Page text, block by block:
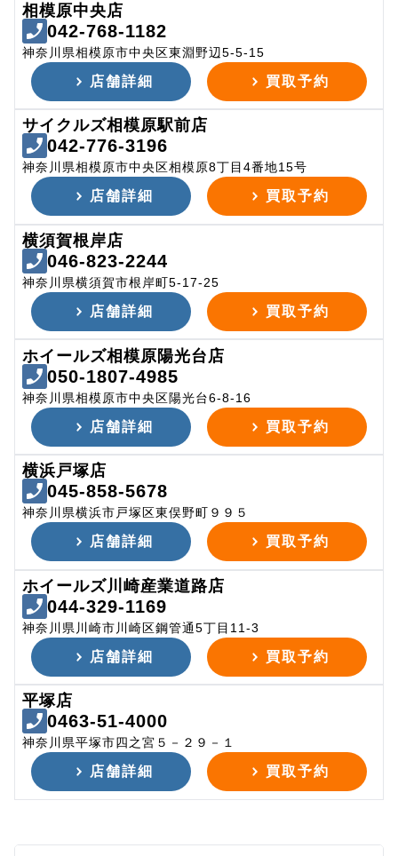
相模原中央店
042-768-1182
神奈川県相模原市中央区東淵野辺5-5-15
店舗詳細 買取予約
サイクルズ相模原駅前店
042-776-3196
神奈川県相模原市中央区相模原8丁目4番地15号
店舗詳細 買取予約
横須賀根岸店
046-823-2244
神奈川県横須賀市根岸町5-17-25
店舗詳細 買取予約
ホイールズ相模原陽光台店
050-1807-4985
神奈川県相模原市中央区陽光台6-8-16
店舗詳細 買取予約
横浜戸塚店
045-858-5678
神奈川県横浜市戸塚区東俣野町９９５
店舗詳細 買取予約
ホイールズ川崎産業道路店
044-329-1169
神奈川県川崎市川崎区鋼管通5丁目11-3
店舗詳細 買取予約
平塚店
0463-51-4000
神奈川県平塚市四之宮５－２９－１
店舗詳細 買取予約